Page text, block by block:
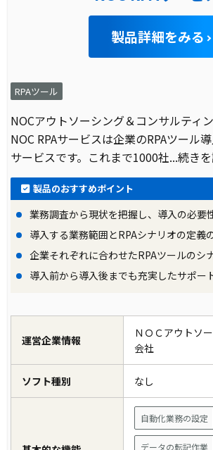
製品詳細をみる
RPAツール
NOCアウトソーシング＆コンサルティ
NOC RPAサービスは企業のRPAツール
サービスです。これまで1000社...続き
製品のおすすめポイント
業務調査から現状を把握し、導入の必要
導入する業務範囲とRPAシナリオの定義
企業それぞれに合わせたRPAツールのシ
導入前から導入後までも充実したサポー
運営企業情報
ＮＯＣアウトソ
会社
ソフト種別 なし
自動化業務の設定
データの転記作業